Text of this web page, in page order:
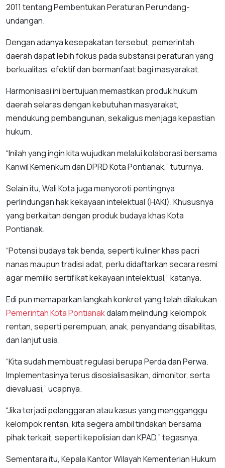
2011 tentang Pembentukan Peraturan Perundang-
undangan.
Dengan adanya kesepakatan tersebut, pemerintah
daerah dapat lebih fokus pada substansi peraturan yang
berkualitas, efektif dan bermanfaat bagi masyarakat.
Harmonisasi ini bertujuan memastikan produk hukum
daerah selaras dengan kebutuhan masyarakat,
mendukung pembangunan, sekaligus menjaga kepastian
hukum.
“Inilah yang ingin kita wujudkan melalui kolaborasi bersama
Kanwil Kemenkum dan DPRD Kota Pontianak,” tuturnya.
Selain itu, Wali Kota juga menyoroti pentingnya
perlindungan hak kekayaan intelektual (HAKI). Khususnya
yang berkaitan dengan produk budaya khas Kota
Pontianak.
“Potensi budaya tak benda, seperti kuliner khas pacri
nanas maupun tradisi adat, perlu didaftarkan secara resmi
agar memiliki sertifikat kekayaan intelektual,” katanya.
Edi pun memaparkan langkah konkret yang telah dilakukan
Pemerintah Kota Pontianakdalam melindungi kelompok
rentan, seperti perempuan, anak, penyandang disabilitas,
dan lanjut usia.
“Kita sudah membuat regulasi berupa Perda dan Perwa.
Implementasinya terus disosialisasikan, dimonitor, serta
dievaluasi,” ucapnya.
“Jika terjadi pelanggaran atau kasus yang mengganggu
kelompok rentan, kita segera ambil tindakan bersama
pihak terkait, seperti kepolisian dan KPAD,” tegasnya.
Sementara itu, Kepala Kantor Wilayah Kementerian Hukum